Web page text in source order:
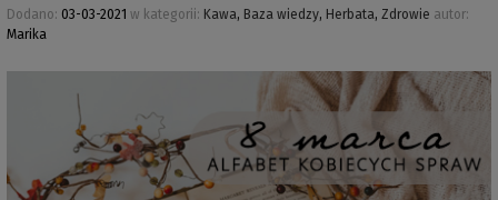
Dodano: 03-03-2021 w kategorii: Kawa, Baza wiedzy, Herbata, Zdrowie autor:
Marika